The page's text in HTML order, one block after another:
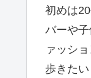
初めは
バーや
ァッシ
歩きたい